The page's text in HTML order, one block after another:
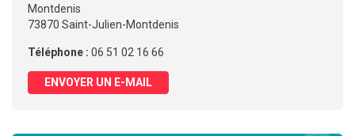
Montdenis
73870 Saint-Julien-Montdenis
Téléphone : 06 51 02 16 66
ENVOYER UN E-MAIL